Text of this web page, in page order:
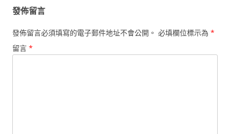
發佈留言
發佈留言必須填寫的電子郵件地址不會公開。 必填欄位標示為 *
留言 *